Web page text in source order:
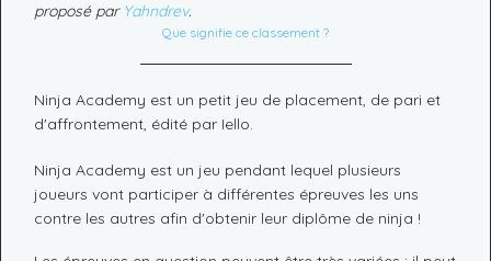
proposé par Yahndrev.
Que signifie ce classement ?
Ninja Academy est un petit jeu de placement, de pari et
d'affrontement, édité par Iello.
Ninja Academy est un jeu pendant lequel plusieurs
joueurs vont participer à différentes épreuves les uns
contre les autres afin d'obtenir leur diplôme de ninja !